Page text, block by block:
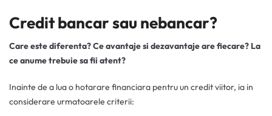
Credit bancar sau nebancar?
Care este diferenta? Ce avantaje si dezavantaje are fiecare? La
ce anume trebuie sa fii atent?
Inainte de a lua o hotarare financiara pentru un credit viitor, ia in
considerare urmatoarele criterii: